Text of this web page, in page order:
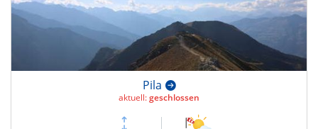
Pila
aktuell:geschlossen